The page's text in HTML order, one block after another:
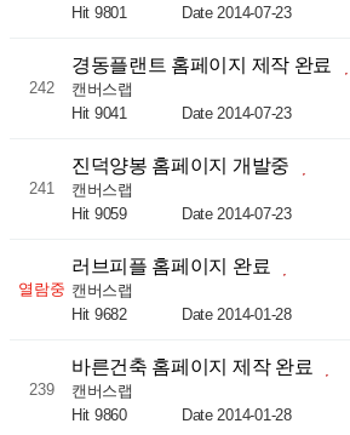
Hit 9801
Date 2014-07-23
242
경동플랜트 홈페이지 제작 완료
캔버스랩
Hit 9041
Date 2014-07-23
241
진덕양봉 홈페이지 개발중
캔버스랩
Hit 9059
Date 2014-07-23
열람중
러브피플 홈페이지 완료
캔버스랩
Hit 9682
Date 2014-01-28
239
바른건축 홈페이지 제작 완료
캔버스랩
Hit 9860
Date 2014-01-28